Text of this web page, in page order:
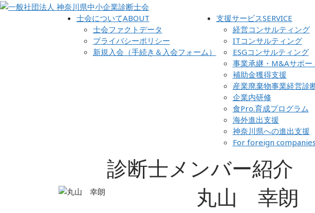
士会についてABOUT
士会ファクトデータ
プライバシーポリシー
新規入会（手続き＆入会フォーム）
支援サービスSERVICE
経営コンサルティング
ITコンサルティング
ESGコンサルティング
事業承継・M&Aサポー
補助金獲得支援
産業廃棄物事業経営診
企業内研修
食Pro.育成プログラム
海外進出支援
神奈川県への進出支援
For foreign companies
診断士メンバー紹介
丸山 幸朗